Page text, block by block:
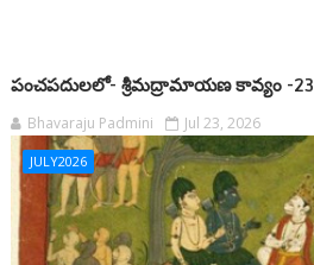
పంచపదులలో- శ్రీమద్రామాయణ కావ్యం -23
Bhavaraju Padmini Jul 23, 2026
JULY2026